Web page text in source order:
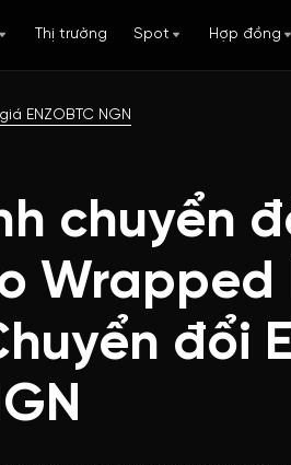
Thị trường Spot Hợp đồng
giá ENZOBTC NGN
chuyển
Wrapped
đổi